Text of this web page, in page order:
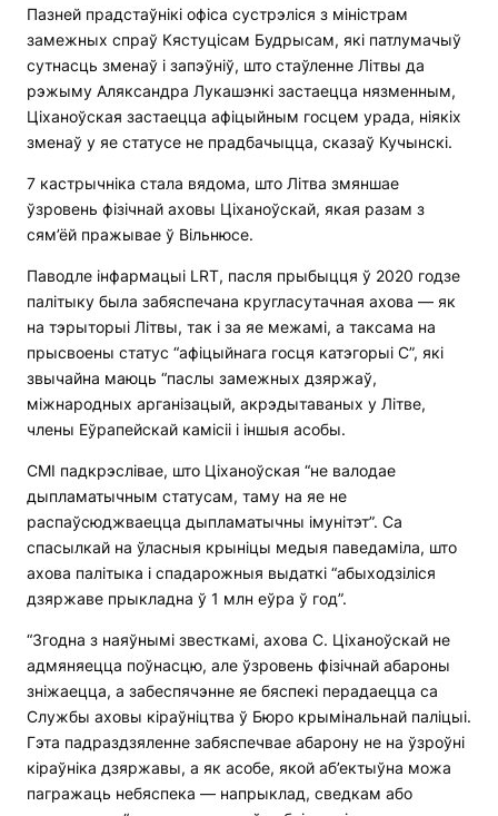
Пазней прадстаўнікі офіса сустрэліся з міністрам
замежных спраў Кястуцісам Будрысам, які патлумачыў
сутнасць зменаў і запэўніў, што стаўленне Літвы да
рэжыму Аляксандра Лукашэнкі застаецца нязменным,
Ціханоўская застаецца афіцыйным госцем урада, ніякіх
зменаў у яе статусе не прадбачыцца, сказаў Кучынскі.
7 кастрычніка стала вядома, што Літва змяншае
ўзровень фізічнай аховы Ціханоўскай, якая разам з
сям’ёй пражывае ў Вільнюсе.
Паводле інфармацыі LRT, пасля прыбыцця ў 2020 годзе
палітыку была забяспечана кругласутачная ахова — як
на тэрыторыі Літвы, так і за яе межамі, а таксама на
прысвоены статус “афіцыйнага госця катэгорыі С”, які
звычайна маюць “паслы замежных дзяржаў,
міжнародных арганізацый, акрэдытаваных у Літве,
члены Еўрапейскай камісіі і іншыя асобы.
СМІ падкрэслівае, што Ціханоўская “не валодае
дыпламатычным статусам, таму на яе не
распаўсюджваецца дыпламатычны імунітэт”. Са
спасылкай на ўласныя крыніцы медыя паведаміла, што
ахова палітыка і спадарожныя выдаткі “абыходзіліся
дзяржаве прыкладна ў 1 млн еўра ў год”.
“Згодна з наяўнымі звесткамі, ахова С. Ціханоўскай не
адмяняецца поўнасцю, але ўзровень фізічнай абароны
зніжаецца, а забеспячэнне яе бяспекі перадаецца са
Службы аховы кіраўніцтва ў Бюро крымінальнай паліцыі.
Гэта падраздзяленне забяспечвае абарону не на ўзроўні
кіраўніка дзяржавы, а як асобе, якой аб’ектыўна можа
пагражаць небяспека — напрыклад, сведкам або